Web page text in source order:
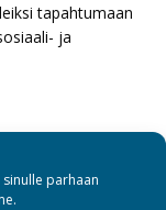
parhaan
tapahtumaan
ja